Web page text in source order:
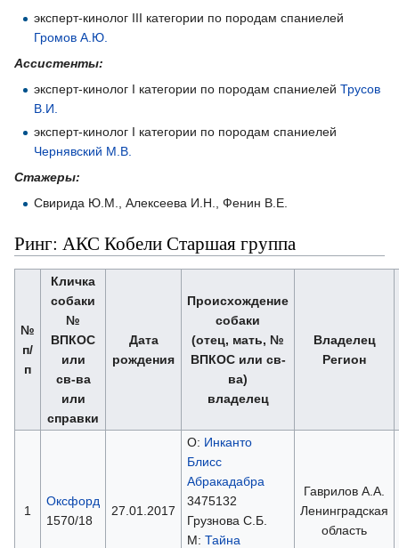
эксперт-кинолог III категории по породам спаниелей
Громов А.Ю.
Ассистенты:
эксперт-кинолог I категории по породам спаниелейТрусов
В.И.
эксперт-кинолог I категории по породам спаниелей
Чернявский М.В.
Стажеры:
Свирида Ю.М., Алексеева И.Н., Фенин В.Е.
Ринг: АКС Кобели Старшая группа
№
п/
п
Кличка
собаки
№
ВПКОС
или
св-ва
или
справки
Дата
рождения
Происхождение
собаки
(отец, мать, №
ВПКОС или св-
ва)
владелец
Владелец
Регион
1
Оксфорд
1570/18
27.01.2017
О: Инканто
Блисс
Абракадабра
3475132
Грузнова С.Б.
М: Тайна
Гаврилов А.А.
Ленинградская
область